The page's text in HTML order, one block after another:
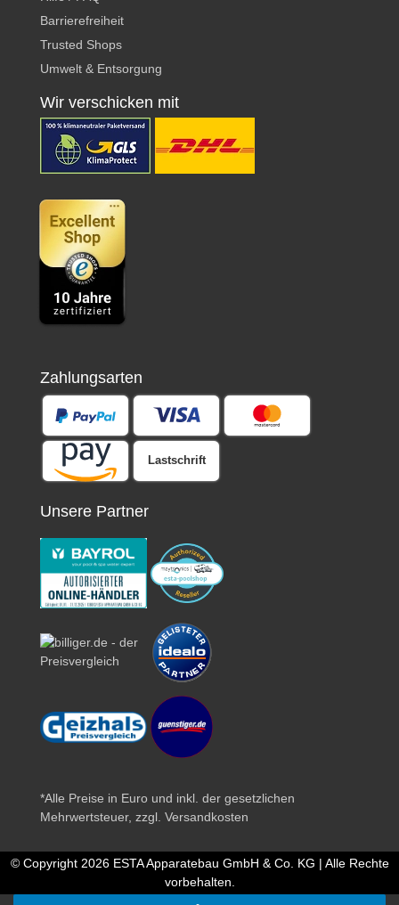
Barrierefreiheit
Trusted Shops
Umwelt & Entsorgung
Wir verschicken mit
Zahlungsarten
Lastschrift
Unsere Partner
*Alle Preise in Euro und inkl. der gesetzlichen
Mehrwertsteuer, zzgl. Versandkosten
© Copyright 2026 ESTA Apparatebau GmbH & Co. KG | Alle Rechte
vorbehalten.